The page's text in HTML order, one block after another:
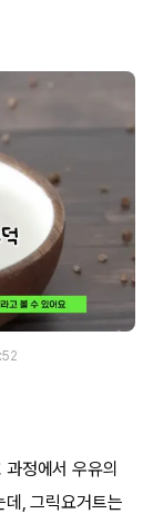
정에서 우유의
데, 그릭요거트는